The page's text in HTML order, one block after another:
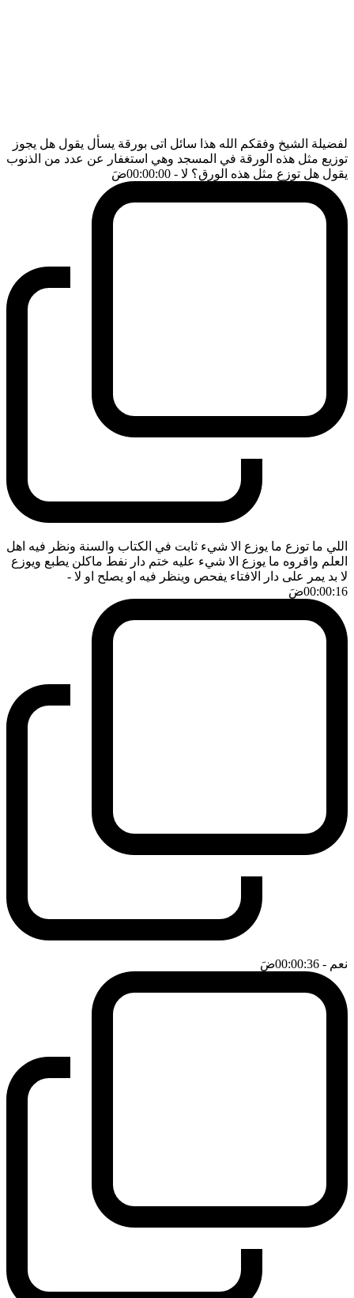
لفضيلة الشيخ وفقكم الله هذا سائل اتى بورقة يسأل يقول هل يجوز
توزيع مثل هذه الورقة في المسجد وهي استغفار عن عدد من الذنوب
يقول هل توزع مثل هذه الورق؟ لا - 00:00:00 ضَ
اللي ما توزع ما يوزع الا شيء ثابت في الكتاب والسنة ونظر فيه اهل
العلم واقروه ما يوزع الا شيء عليه ختم دار نفط ماكلن يطبع ويوزع
لا بد يمر على دار الافتاء يفحص وينظر فيه او يصلح او لا -
00:00:16ضَ
نعم - 00:00:36 ضَ